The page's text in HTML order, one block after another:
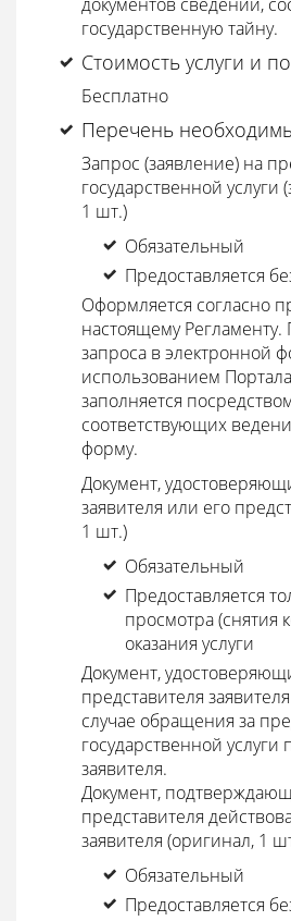
государственную тайну.
Стоимость услуги и
Бесплатно
Перечень
Запрос (заявление) на
государственной услуги
1 шт.)
Обязательный
Предоставляется
Оформляется согласно
настоящему
запроса в электронной
использованием
заполняется
соответствующих
форму.
Документ,
заявителя или его
1 шт.)
Обязательный
Предоставляется
просмотра (снятия
оказания услуги
Документ,
представителя
случае обращения за
государственной услуги
заявителя.
Документ,
представителя
заявителя (оригинал, 1
Обязательный
Предоставляется